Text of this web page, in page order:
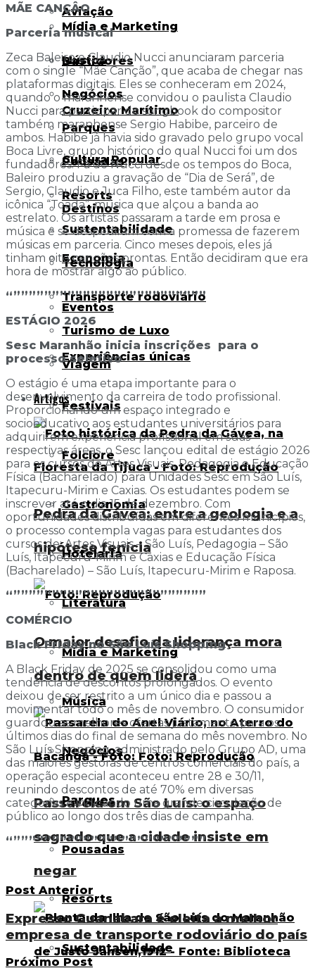
Mídia e Marketing
Música
Negócios
Parques
Pousadas
Resorts
Sustentabilidade
Tecnologia
Transporte rodoviário
Turismo de Luxo
Viagem
Artigos
Pedra da Gávea: entre a geologia e a
hipótese fenícia
O maior desafio da liderança mora
dentro de quem lidera
Passarela em São Luís: o espaço
sagrado que a cidade insiste em
negar
Aviação
Bastidores
Cruzeiro Marítimo
Cultura Popular
Destinos
Economia
Eventos
Experiências únicas
Festivais
Folclore
Gastronomia
Hotelaria
Literatura
Mídia e Marketing
Música
Negócios
Parques
Pousadas
Resorts
Sustentabilidade
MÃE CANÇÂO
Parceria musical
Zeca Baleiro e Claudio Nucci anunciaram parceria
com o single “Mãe Canção”, que acaba de chegar nas
plataformas digitais. Eles se conheceram em 2024,
quando o maranhense convidou o paulista Claudio
Nucci para participar do songbook do compositor
também maranhense Sergio Habibe, parceiro de
ambos. Habibe já havia sido gravado pelo grupo vocal
Boca Livre, grupo histórico do qual Nucci foi um dos
fundadores. Fã de Nucci desde os tempos do Boca,
Baleiro produziu a gravação de “Dia de Será”, de
Sergio, Claudio e Juca Filho, este também autor da
icônica “Toada”, música que alçou a banda ao
estrelato. Os artistas passaram a tarde em prosa e
música e se despediram com a promessa de fazerem
músicas em parceria. Cinco meses depois, eles já
tinham oito canções prontas. Então decidiram que era
hora de mostrar algo ao público.
“”””””””””””””””””””””””””
ESTÁGIO 2026
Sesc Maranhão inicia inscrições para o
processo seletivo
O estágio é uma etapa importante para o
desenvolvimento da carreira de todo profissional.
Proporcionando um espaço integrado e
socioeducativo aos estudantes universitários para
adquirirem experiência profissional em suas
respectivas áreas, o Sesc lançou edital de estágio 2026
para os cursos de Artes Visuais, Pedagogia e Educação
Física (Bacharelado) para Unidades Sesc em São Luís,
Itapecuru-Mirim e Caxias. Os estudantes podem se
inscrever até o dia 15 de dezembro. Com
oportunidades distribuídas em diferentes municípios,
o processo contempla vagas para estudantes dos
cursos de: Artes Visuais – São Luís, Pedagogia – São
Luís, Itapecuru-Mirim e Caxias e Educação Física
(Bacharelado) – São Luís, Itapecuru-Mirim e Raposa.
“”””””””””””””””””””””””””
COMÉRCIO
Black Friday no São Luís Shopping
A Black Friday de 2025 se consolidou como uma
tendência de descontos prolongados. O evento
deixou de ser restrito a um único dia e passou a
movimentar todo o mês de novembro. O consumidor
guardou as melhores ofertas justamente para os
últimos dias do final de semana do mês novembro. No
São Luís Shopping, administrado pelo Grupo AD, uma
das maiores gestoras de centros comerciais do país, a
operação especial aconteceu entre 28 e 30/11,
reunindo descontos de até 70% em diversas
categorias e indicando uma grande circulação de
público ao longo dos três dias de campanha.
“”””””””””””””””””””””””””
Post Anterior
Expresso Guanabara é eleita a melhor
empresa de transporte rodoviário do país
Próximo Post